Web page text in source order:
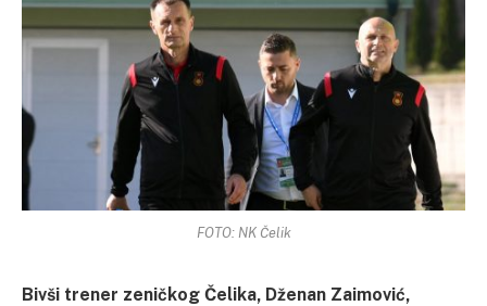
FOTO: NK Čelik
Bivši trener zeničkog Čelika, Dženan Zaimović,